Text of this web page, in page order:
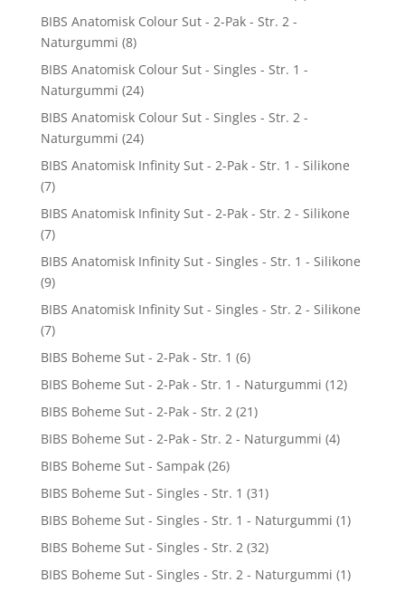
BIBS Anatomisk Colour Sut - 2-Pak - Str. 2 -
Naturgummi (8)
BIBS Anatomisk Colour Sut - Singles - Str. 1 -
Naturgummi (24)
BIBS Anatomisk Colour Sut - Singles - Str. 2 -
Naturgummi (24)
BIBS Anatomisk Infinity Sut - 2-Pak - Str. 1 - Silikone
(7)
BIBS Anatomisk Infinity Sut - 2-Pak - Str. 2 - Silikone
(7)
BIBS Anatomisk Infinity Sut - Singles - Str. 1 - Silikone
(9)
BIBS Anatomisk Infinity Sut - Singles - Str. 2 - Silikone
(7)
BIBS Boheme Sut - 2-Pak - Str. 1 (6)
BIBS Boheme Sut - 2-Pak - Str. 1 - Naturgummi (12)
BIBS Boheme Sut - 2-Pak - Str. 2 (21)
BIBS Boheme Sut - 2-Pak - Str. 2 - Naturgummi (4)
BIBS Boheme Sut - Sampak (26)
BIBS Boheme Sut - Singles - Str. 1 (31)
BIBS Boheme Sut - Singles - Str. 1 - Naturgummi (1)
BIBS Boheme Sut - Singles - Str. 2 (32)
BIBS Boheme Sut - Singles - Str. 2 - Naturgummi (1)